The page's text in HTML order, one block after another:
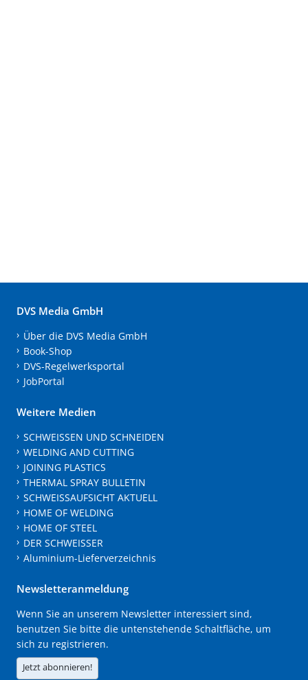
DVS Media GmbH
Über die DVS Media GmbH
Book-Shop
DVS-Regelwerksportal
JobPortal
Weitere Medien
SCHWEISSEN UND SCHNEIDEN
WELDING AND CUTTING
JOINING PLASTICS
THERMAL SPRAY BULLETIN
SCHWEISSAUFSICHT AKTUELL
HOME OF WELDING
HOME OF STEEL
DER SCHWEISSER
Aluminium-Lieferverzeichnis
Newsletteranmeldung
Wenn Sie an unserem Newsletter interessiert sind,
benutzen Sie bitte die untenstehende Schaltfläche, um
sich zu registrieren.
Jetzt abonnieren!